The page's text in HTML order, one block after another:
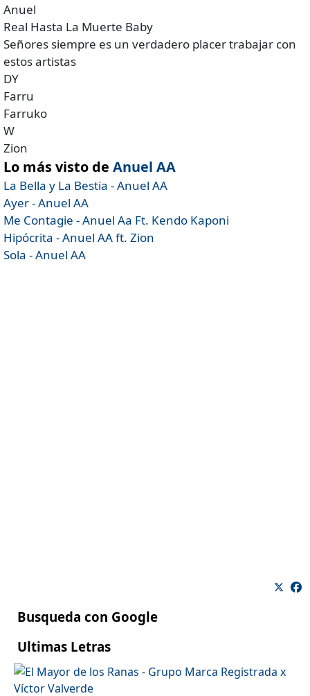
Anuel
Real Hasta La Muerte Baby
Señores siempre es un verdadero placer trabajar con
estos artistas
DY
Farru
Farruko
W
Zion
Lo más visto de Anuel AA
La Bella y La Bestia - Anuel AA
Ayer - Anuel AA
Me Contagie - Anuel Aa Ft. Kendo Kaponi
Hipócrita - Anuel AA ft. Zion
Sola - Anuel AA
Busqueda con Google
Ultimas Letras